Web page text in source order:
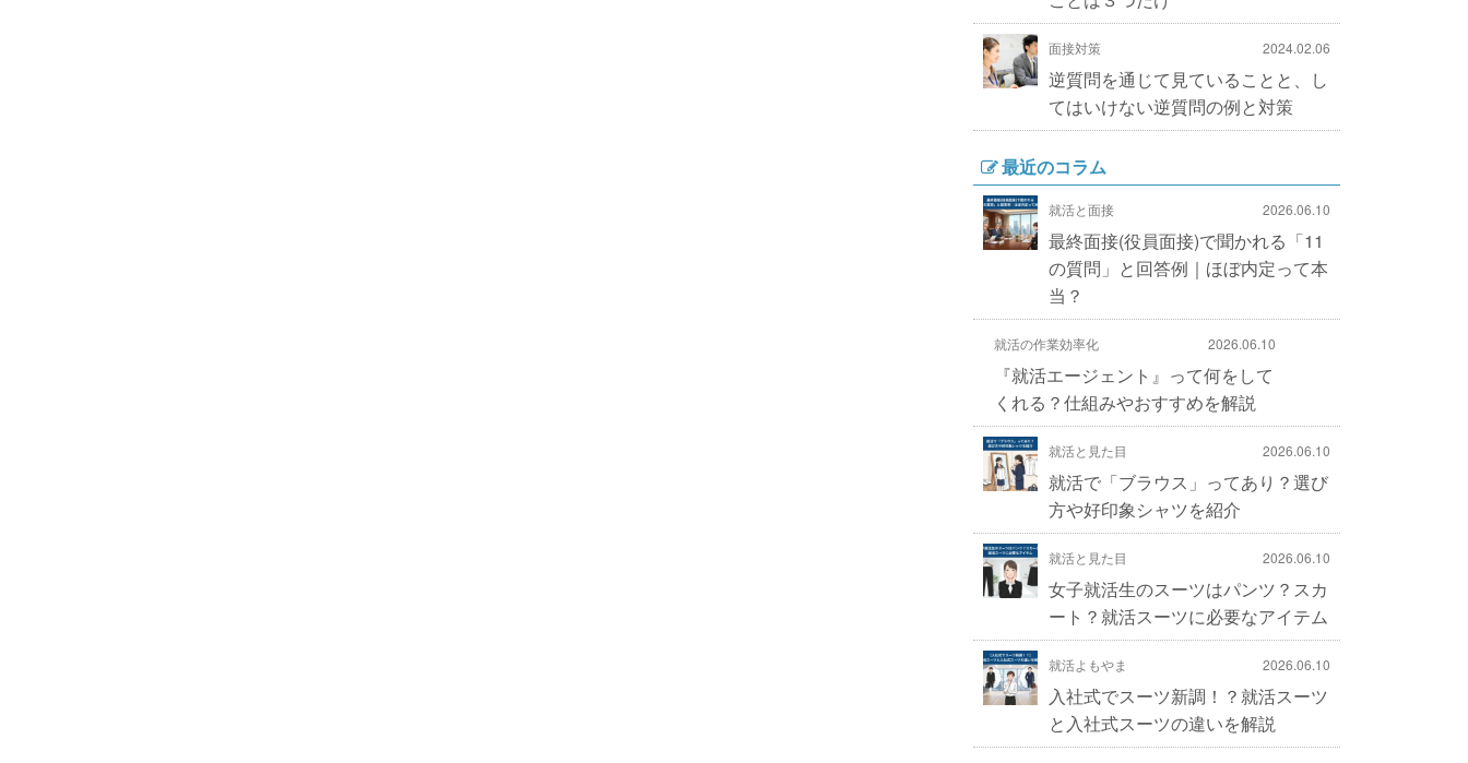
面接対策 2024.02.06
逆質問を通じて見ていることと、し
てはいけない逆質問の例と対策
最近のコラム
就活と面接 2026.06.10
最終面接(役員面接)で聞かれる「11
の質問」と回答例｜ほぼ内定って本
当？
就活の作業効率化 2026.06.10
『就活エージェント』って何をして
くれる？仕組みやおすすめを解説
就活と見た目 2026.06.10
就活で「ブラウス」ってあり？選び
方や好印象シャツを紹介
就活と見た目 2026.06.10
女子就活生のスーツはパンツ？スカ
ート？就活スーツに必要なアイテム
就活よもやま 2026.06.10
入社式でスーツ新調！？就活スーツ
と入社式スーツの違いを解説